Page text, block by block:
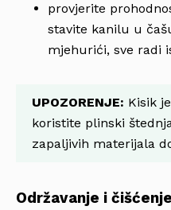
provjerite
stavite kanilu u
mjehurići, sve radi
UPOZORENJE: Kisik
koristite plinski
zapaljivih materijala
Održavanje i